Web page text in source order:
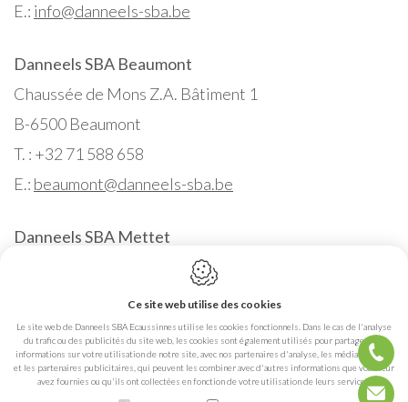
E.: info@danneels-sba.be
Danneels SBA Beaumont
Chaussée de Mons Z.A. Bâtiment 1
B-6500 Beaumont
T. : +32 71 588 658
E.: beaumont@danneels-sba.be
Danneels SBA Mettet
T. : +32 71 744 880
E.:mettet@danneels-sba.be
Ce site web utilise des cookies
Le site web de Danneels SBA Ecaussinnes utilise les cookies fonctionnels. Dans le cas de l'analyse
du trafic ou des publicités du site web, les cookies sont également utilisés pour partager des
informations sur votre utilisation de notre site, avec nos partenaires d'analyse, les médias sociaux
et les partenaires publicitaires, qui peuvent les combiner avec d'autres informations que vous leur
avez fournies ou qu'ils ont collectées en fonction de votre utilisation de leurs services.